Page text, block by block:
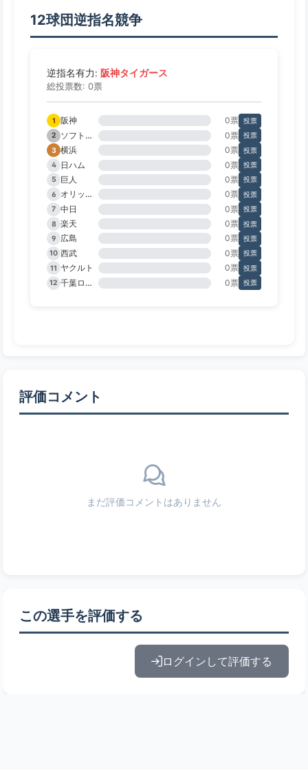
12球団逆指名競争
逆指名有力: 阪神タイガース
総投票数: 0票
1 阪神 0票 投票
2
ソフトバンク 0票 投票
3 横浜 0票 投票
4
日ハム 0票 投票
5
巨人 0票 投票
6
オリックス 0票 投票
7 中日 0票 投票
8 楽天 0票 投票
9
広島 0票 投票
10 西武 0票 投票
11 ヤクルト 0票 投票
12
千葉ロッテ 0票 投票
評価コメント
まだ評価コメントはありません
この選手を評価する
ログインして評価する